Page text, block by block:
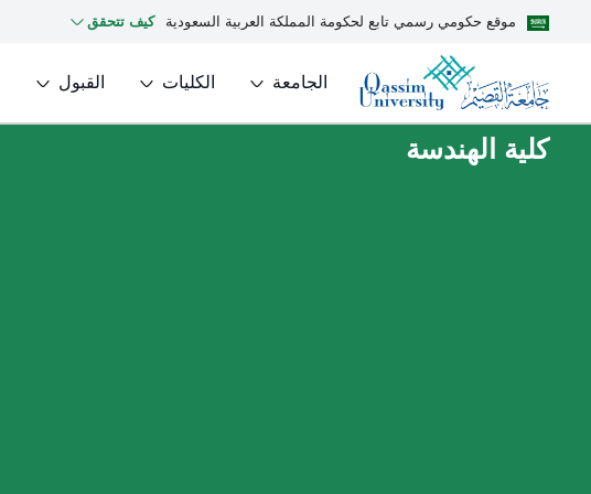
موقع حكومي رسمي تابع لحكومة المملكة العربية السعودية كيف تتحقق
الجامعة الكليات القبول
كلية الهندسة